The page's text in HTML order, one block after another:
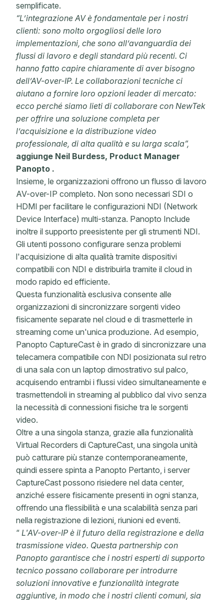
semplificate.
“L’integrazione AV è fondamentale per i nostri
clienti: sono molto orgogliosi delle loro
implementazioni, che sono all’avanguardia dei
flussi di lavoro e degli standard più recenti. Ci
hanno fatto capire chiaramente di aver bisogno
dell’AV-over-IP. Le collaborazioni tecniche ci
aiutano a fornire loro opzioni leader di mercato:
ecco perché siamo lieti di collaborare con NewTek
per offrire una soluzione completa per
l’acquisizione e la distribuzione video
professionale, di alta qualità e su larga scala”,
aggiunge Neil Burdess, Product Manager
Panopto .
Insieme, le organizzazioni offrono un flusso di lavoro
AV-over-IP completo. Non sono necessari SDI o
HDMI per facilitare le configurazioni NDI (Network
Device Interface) multi-stanza. Panopto Include
inoltre il supporto preesistente per gli strumenti NDI.
Gli utenti possono configurare senza problemi
l'acquisizione di alta qualità tramite dispositivi
compatibili con NDI e distribuirla tramite il cloud in
modo rapido ed efficiente.
Questa funzionalità esclusiva consente alle
organizzazioni di sincronizzare sorgenti video
fisicamente separate nel cloud e di trasmetterle in
streaming come un'unica produzione. Ad esempio,
Panopto CaptureCast è in grado di sincronizzare una
telecamera compatibile con NDI posizionata sul retro
di una sala con un laptop dimostrativo sul palco,
acquisendo entrambi i flussi video simultaneamente e
trasmettendoli in streaming al pubblico dal vivo senza
la necessità di connessioni fisiche tra le sorgenti
video.
Oltre a una singola stanza, grazie alla funzionalità
Virtual Recorders di CaptureCast, una singola unità
può catturare più stanze contemporaneamente,
quindi essere spinta a Panopto Pertanto, i server
CaptureCast possono risiedere nel data center,
anziché essere fisicamente presenti in ogni stanza,
offrendo una flessibilità e una scalabilità senza pari
nella registrazione di lezioni, riunioni ed eventi.
“ L'AV-over-IP è il futuro della registrazione e della
trasmissione video. Questa partnership con
Panopto garantisce che i nostri esperti di supporto
tecnico possano collaborare per introdurre
soluzioni innovative e funzionalità integrate
aggiuntive, in modo che i nostri clienti comuni, sia